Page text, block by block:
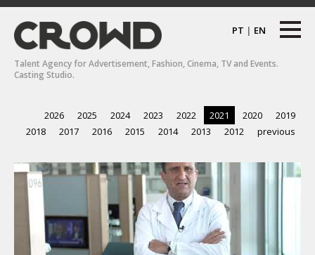
PT | EN
Talent Agency for Advertisement, Fashion, Cinema, TV and Events.
Casting Studio.
2026 2025 2024 2023 2022 2021 2020
2019
2018
2017 2016 2015 2014 2013 2012 previous